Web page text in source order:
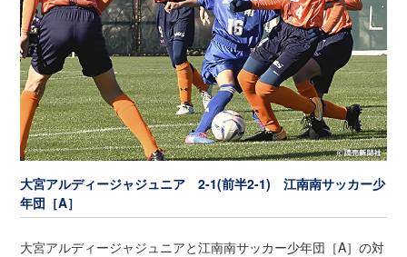
大宮アルディージャジュニア 2-1(前半2-1) 江南南サッカー少
年団［A］
大宮アルディージャジュニアと江南南サッカー少年団［A］の対